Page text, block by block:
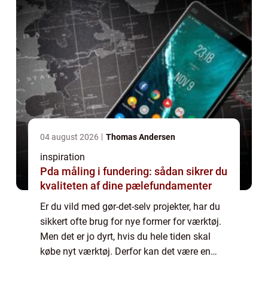
04 august 2026 Thomas Andersen
inspiration
Pda måling i fundering: sådan sikrer du
kvaliteten af dine pælefundamenter
Er du vild med gør-det-selv projekter, har du
sikkert ofte brug for nye former for værktøj.
Men det er jo dyrt, hvis du hele tiden skal
købe nyt værktøj. Derfor kan det være en